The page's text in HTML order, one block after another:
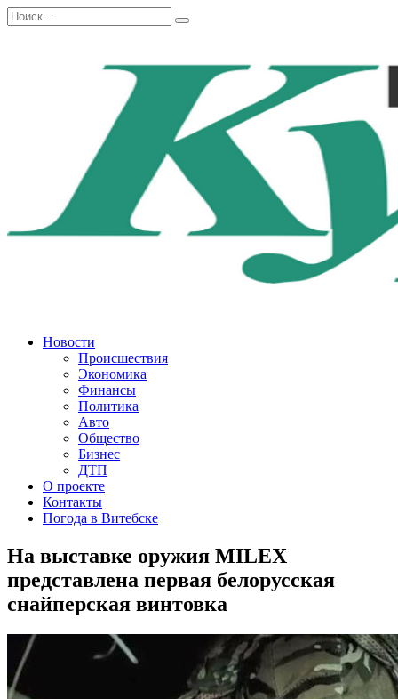
Перейти
к
Search
for:
Новости
Происшествия
Экономика
Финансы
Политика
Авто
Общество
Бизнес
ДТП
О проекте
Контакты
Погода в Витебске
На выставке оружия MILEX
представлена первая белорусская
снайперская винтовка